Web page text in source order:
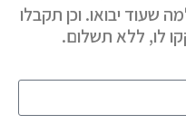
יבואו. וכן תקבלו
לו, ללא תשלום.